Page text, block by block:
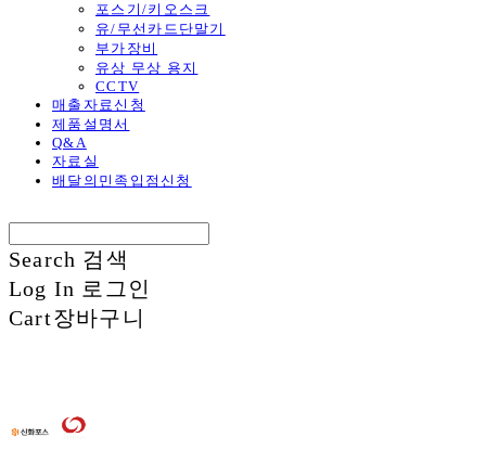
포스기/키오스크
유/무선카드단말기
부가장비
유상 무상 용지
CCTV
매출자료신청
제품설명서
Q&A
자료실
배달의민족입점신청
Search 검색
Log In 로그인
Cart장바구니